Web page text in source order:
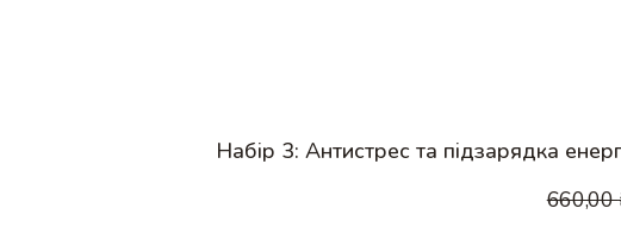
Набір 3: Антистрес та підзарядка
660,00